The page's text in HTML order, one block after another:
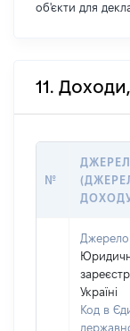
об'єкти для
11.
№
Джерело
Україні
Код в